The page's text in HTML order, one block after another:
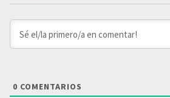
0 COMENTARIOS